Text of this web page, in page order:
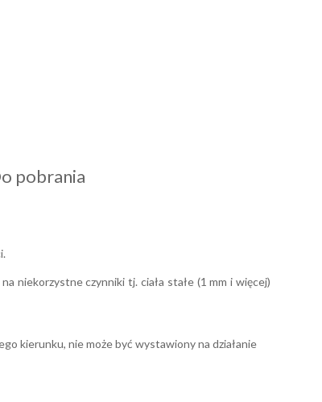
pobrania
niekorzystne czynniki tj. ciała stałe (1 mm i więcej)
kierunku, nie może być wystawiony na działanie